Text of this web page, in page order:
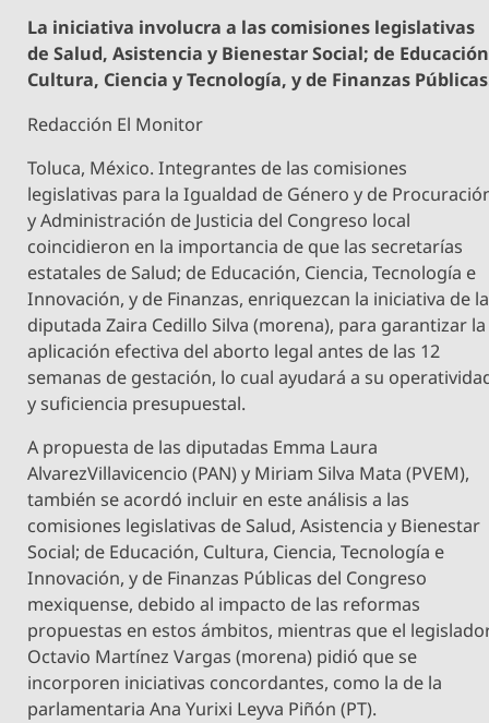
La iniciativa involucra a las comisiones legislativas
de Salud, Asistencia y Bienestar Social; de
Cultura, Ciencia y Tecnología, y de Finanzas
Redacción El Monitor
Toluca, México. Integrantes de las comisiones
legislativas para la Igualdad de Género y de
y Administración de Justicia del Congreso local
coincidieron en la importancia de que las secretarías
estatales de Salud; de Educación, Ciencia, Tecnología e
Innovación, y de Finanzas, enriquezcan la iniciativa de la
diputada Zaira Cedillo Silva (morena), para garantizar la
aplicación efectiva del aborto legal antes de las 12
semanas de gestación, lo cual ayudará a su
y suficiencia presupuestal.
A propuesta de las diputadas Emma Laura
AlvarezVillavicencio (PAN) y Miriam Silva Mata (PVEM),
también se acordó incluir en este análisis a las
comisiones legislativas de Salud, Asistencia y Bienestar
Social; de Educación, Cultura, Ciencia, Tecnología e
Innovación, y de Finanzas Públicas del Congreso
mexiquense, debido al impacto de las reformas
propuestas en estos ámbitos, mientras que el
Octavio Martínez Vargas (morena) pidió que se
incorporen iniciativas concordantes, como la de la
parlamentaria Ana Yurixi Leyva Piñón (PT).